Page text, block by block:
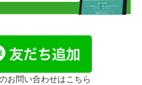
お問い合わせはこちら